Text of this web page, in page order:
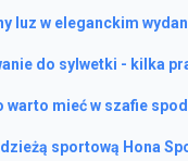
luz w eleganckim
do sylwetki - kilka
warto mieć w szafie
sportową Hona